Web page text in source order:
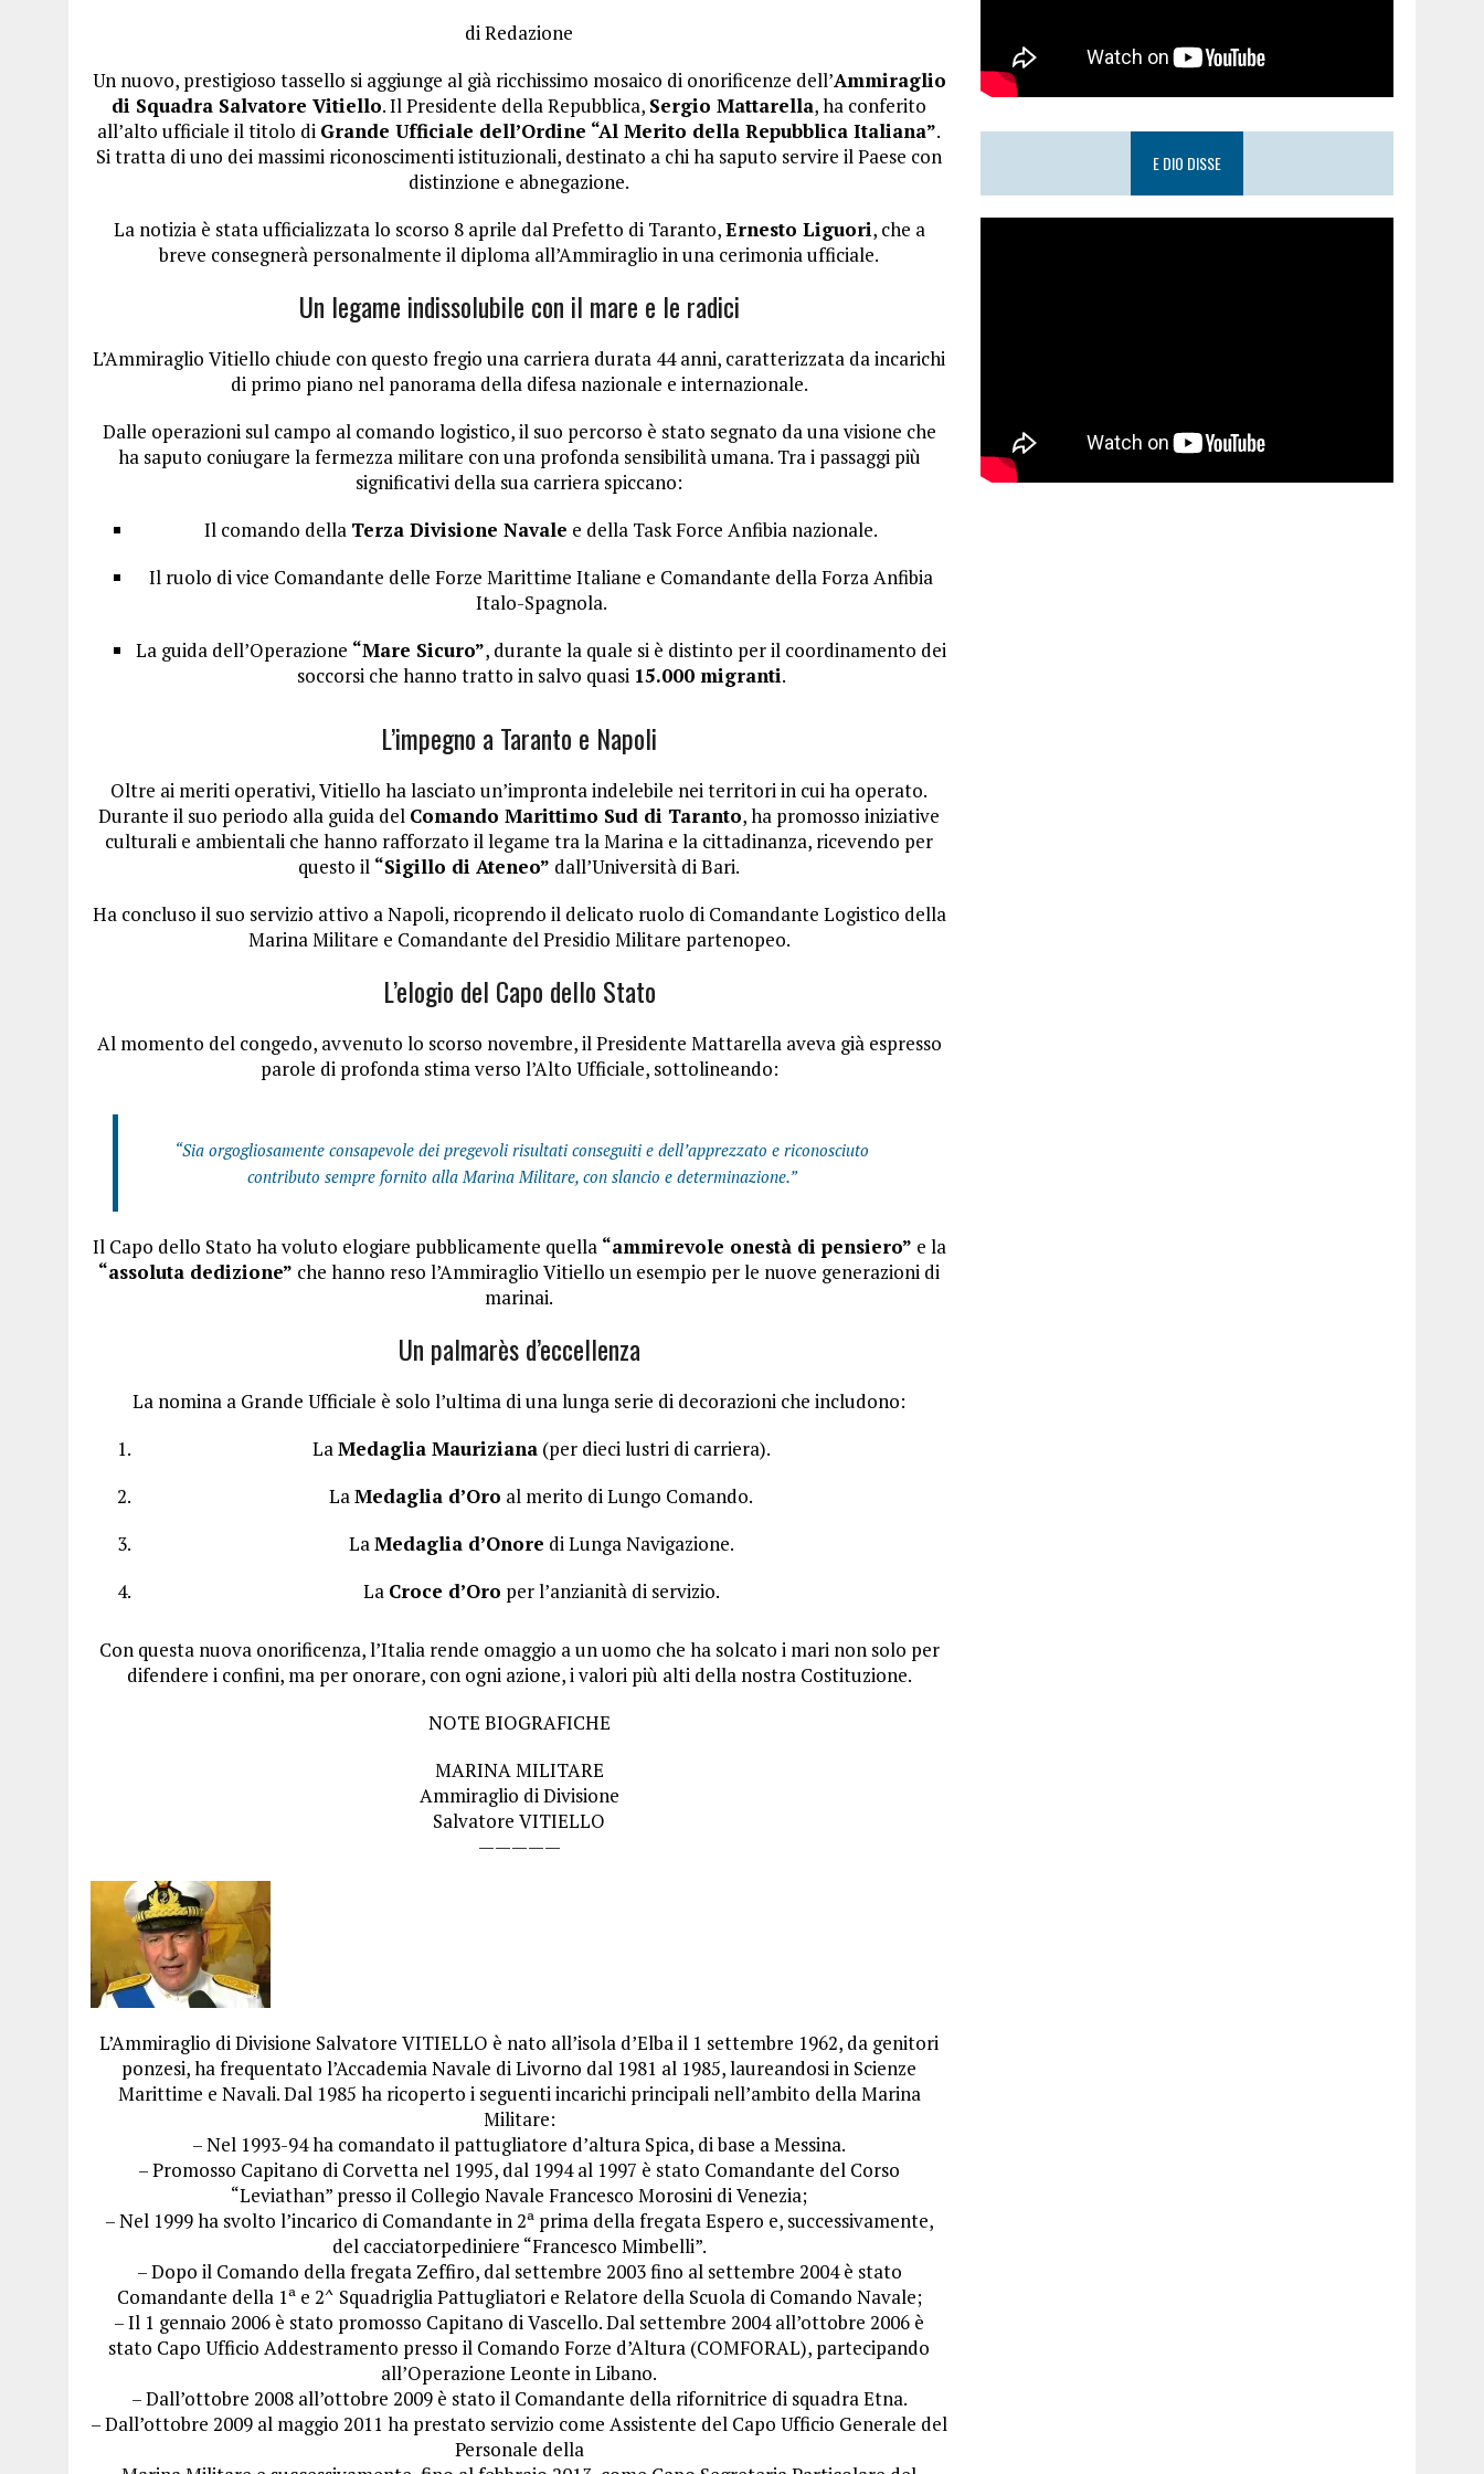
di Redazione
Un nuovo, prestigioso tassello si aggiunge al già ricchissimo mosaico di onorificenze dell’Ammiraglio
di Squadra Salvatore Vitiello. Il Presidente della Repubblica, Sergio Mattarella, ha conferito
all’alto ufficiale il titolo di Grande Ufficiale dell’Ordine “Al Merito della Repubblica Italiana”.
Si tratta di uno dei massimi riconoscimenti istituzionali, destinato a chi ha saputo servire il Paese con
distinzione e abnegazione.
La notizia è stata ufficializzata lo scorso 8 aprile dal Prefetto di Taranto,Ernesto Liguori, che a
breve consegnerà personalmente il diploma all’Ammiraglio in una cerimonia ufficiale.
Un legame indissolubile con il mare e le radici
L’Ammiraglio Vitiello chiude con questo fregio una carriera durata 44 anni, caratterizzata da incarichi
di primo piano nel panorama della difesa nazionale e internazionale.
Dalle operazioni sul campo al comando logistico, il suo percorso è stato segnato da una visione che
ha saputo coniugare la fermezza militare con una profonda sensibilità umana. Tra i passaggi più
significativi della sua carriera spiccano:
Il comando della Terza Divisione Navale e della Task Force Anfibia nazionale.
Il ruolo di vice Comandante delle Forze Marittime Italiane e Comandante della Forza Anfibia
Italo-Spagnola.
La guida dell’Operazione “Mare Sicuro”, durante la quale si è distinto per il coordinamento dei
soccorsi che hanno tratto in salvo quasi 15.000 migranti.
L’impegno a Taranto e Napoli
Oltre ai meriti operativi, Vitiello ha lasciato un’impronta indelebile nei territori in cui ha operato.
Durante il suo periodo alla guida del Comando Marittimo Sud di Taranto, ha promosso iniziative
culturali e ambientali che hanno rafforzato il legame tra la Marina e la cittadinanza, ricevendo per
questo il “Sigillo di Ateneo” dall’Università di Bari.
Ha concluso il suo servizio attivo a Napoli, ricoprendo il delicato ruolo di Comandante Logistico della
Marina Militare e Comandante del Presidio Militare partenopeo.
L’elogio del Capo dello Stato
Al momento del congedo, avvenuto lo scorso novembre, il Presidente Mattarella aveva già espresso
parole di profonda stima verso l’Alto Ufficiale, sottolineando:
“Sia orgogliosamente consapevole dei pregevoli risultati conseguiti e dell’apprezzato e riconosciuto
contributo sempre fornito alla Marina Militare, con slancio e determinazione.”
Il Capo dello Stato ha voluto elogiare pubblicamente quella “ammirevole onestà di pensiero” e la
“assoluta dedizione” che hanno reso l’Ammiraglio Vitiello un esempio per le nuove generazioni di
marinai.
Un palmarès d’eccellenza
La nomina a Grande Ufficiale è solo l’ultima di una lunga serie di decorazioni che includono:
LaMedaglia Mauriziana(per dieci lustri di carriera).
LaMedaglia d’Oro al merito di Lungo Comando.
LaMedaglia d’Onore di Lunga Navigazione.
La Croce d’Oro per l’anzianità di servizio.
Con questa nuova onorificenza, l’Italia rende omaggio a un uomo che ha solcato i mari non solo per
difendere i confini, ma per onorare, con ogni azione, i valori più alti della nostra Costituzione.
NOTE BIOGRAFICHE
MARINA MILITARE
Ammiraglio di Divisione
Salvatore VITIELLO
—————
L’Ammiraglio di Divisione Salvatore VITIELLO è nato all’isola d’Elba il 1 settembre 1962, da genitori
ponzesi, ha frequentato l’Accademia Navale di Livorno dal 1981 al 1985, laureandosi in Scienze
Marittime e Navali. Dal 1985 ha ricoperto i seguenti incarichi principali nell’ambito della Marina
Militare:
– Nel 1993-94 ha comandato il pattugliatore d’altura Spica, di base a Messina.
– Promosso Capitano di Corvetta nel 1995, dal 1994 al 1997 è stato Comandante del Corso
“Leviathan” presso il Collegio Navale Francesco Morosini di Venezia;
– Nel 1999 ha svolto l’incarico di Comandante in 2ª prima della fregata Espero e, successivamente,
del cacciatorpediniere “Francesco Mimbelli”.
– Dopo il Comando della fregata Zeffiro, dal settembre 2003 fino al settembre 2004 è stato
Comandante della 1ª e 2^ Squadriglia Pattugliatori e Relatore della Scuola di Comando Navale;
– Il 1 gennaio 2006 è stato promosso Capitano di Vascello. Dal settembre 2004 all’ottobre 2006 è
stato Capo Ufficio Addestramento presso il Comando Forze d’Altura (COMFORAL), partecipando
all’Operazione Leonte in Libano.
– Dall’ottobre 2008 all’ottobre 2009 è stato il Comandante della rifornitrice di squadra Etna.
– Dall’ottobre 2009 al maggio 2011 ha prestato servizio come Assistente del Capo Ufficio Generale del
Personale della
E DIO DISSE